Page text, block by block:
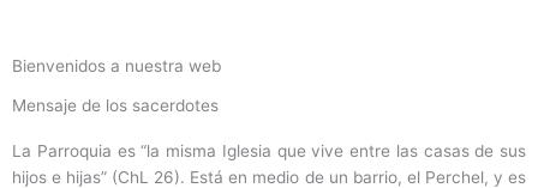
Bienvenidos a nuestra web
Mensaje de los sacerdotes
La Parroquia es “la misma Iglesia que vive entre las casas de sus
hijos e hijas” (ChL 26). Está en medio de un barrio, el Perchel, y es